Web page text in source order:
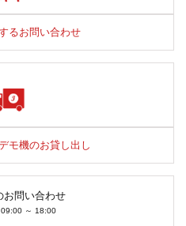
るお問い合わせ
モ機のお貸し出し
お問い合わせ
～ 18:00